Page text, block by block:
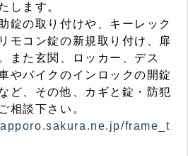
します。
錠の取り付けや、キーレック
モコン錠の新規取り付け、扉
また玄関、ロッカー、デス
やバイクのインロックの開錠
ど、その他、カギと錠・防犯
相談下さい。
frame_t